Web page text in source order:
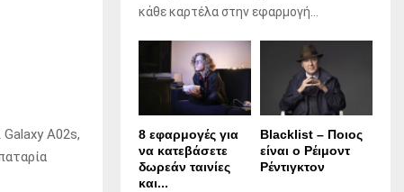
A02s,
κάθε καρτέλα στην εφαρμογή...
8 εφαρμογές για
να κατεβάσετε
δωρεάν ταινίες
και...
Blacklist – Ποιος
είναι ο Ρέιμοντ
Ρέντιγκτον